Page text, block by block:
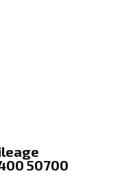
50700